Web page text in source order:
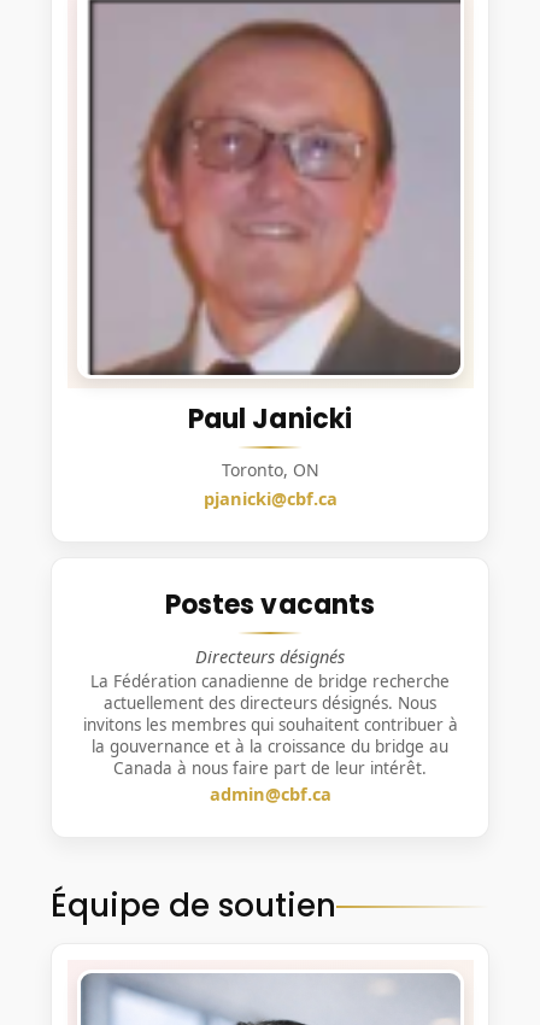
Paul Janicki
Toronto, ON
pjanicki@cbf.ca
Postes vacants
Directeurs désignés
La Fédération canadienne de bridge recherche
actuellement des directeurs désignés. Nous
invitons les membres qui souhaitent contribuer à
la gouvernance et à la croissance du bridge au
Canada à nous faire part de leur intérêt.
admin@cbf.ca
Équipe de soutien